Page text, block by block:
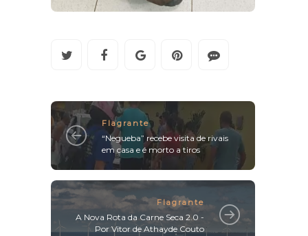
Flagrante
“Negueba” recebe visita de rivais
em casa e é morto a tiros
Flagrante
A Nova Rota da Carne Seca 2.0 -
Por Vitor de Athayde Couto